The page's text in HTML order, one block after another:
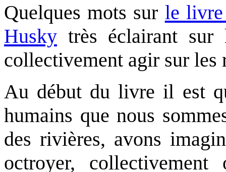
Quelques mots sur le livre
Husky très éclairant sur
collectivement agir sur les
Au début du livre il est
humains que nous
des rivières, avons
octroyer,